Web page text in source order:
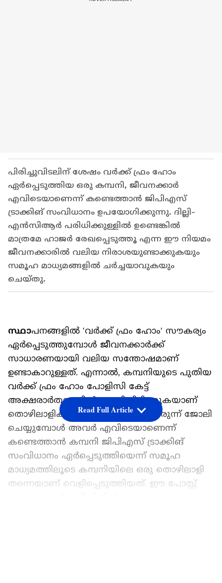
പിരിച്ചുവിടലിന് ശേഷം വർക്ക് ഫ്രം ഹോം
ഏർപ്പെടുത്തിയ ഒരു കമ്പനി, ജീവനക്കാർ
എവിടെയാണെന്ന് കണ്ടെത്താൻ ജിപിഎസ്
ട്രാക്കിങ് സംവിധാനം ഉപയോഗിക്കുന്നു. ദില്ലി-
എൻസിആർ പരിധിക്കുള്ളിൽ ഉണ്ടെങ്കിൽ
മാത്രമേ ഹാജർ രേഖപ്പെടുത്തൂ എന്ന ഈ നിയമം
ജീവനക്കാരിൽ വലിയ നിരാശയുണ്ടാക്കുകയും
സമൂഹ മാധ്യമങ്ങളിൽ ചർച്ചയാവുകയും
ചെയ്തു.
സ്ഥാപനങ്ങളിൽ 'വർക്ക് ഫ്രം ഹോം' സൗകര്യം
ഏർപ്പെടുത്തുമ്പോൾ ജീവനക്കാർക്ക്
സാധാരണയായി വലിയ സന്തോഷമാണ്
ഉണ്ടാകാറുള്ളത്. എന്നാൽ, കമ്പനിയുടെ പുതിയ
വർക്ക് ഫ്രം ഹോം പോളിസി കേട്ട്
അക്ഷരാർത്ഥത്തിൽ ഞെട്ടിയിരിക്കുകയാണ്
തൊഴിലാളികൾ. ജീവനക്കാർ വീട്ടിലിരുന്ന് ജോലി
ചെയ്യുമ്പോൾ അവർ എവിടെയാണെന്ന്
കണ്ടെത്താൻ കമ്പനി ജിപിഎസ് ട്രാക്കിങ്
സംവിധാനം ഏർപ്പെടുത്തിയെന്ന് സമൂഹ
മാധ്യമത്തിലൂടെ കമ്പനിയിലെ ഒരു തൊഴിലാളി
തന്നെയാണ് വെളിപ്പെടുത്തിയത്. ഈ പോസ്റ്റ്
Read Full Article